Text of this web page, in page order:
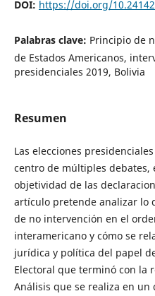
DOI: https://doi.org/
Palabras clave: Principio de
de Estados Americanos,
presidenciales 2019, Bolivia
Resumen
Las elecciones
centro de múltiples
objetividad de las
artículo pretende analizar lo
de no intervención en el
interamericano y cómo se
jurídica y política del papel
Electoral que terminó con la
Análisis que se realiza en un